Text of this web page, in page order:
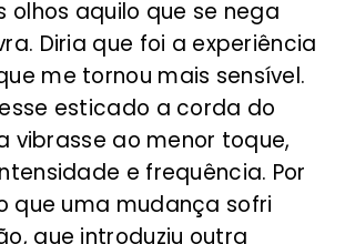
olhos aquilo que se nega
Diria que foi a experiência
me tornou mais sensível.
esticado a corda do
vibrasse ao menor toque,
e frequência. Por
que uma mudança sofri
que introduziu outra